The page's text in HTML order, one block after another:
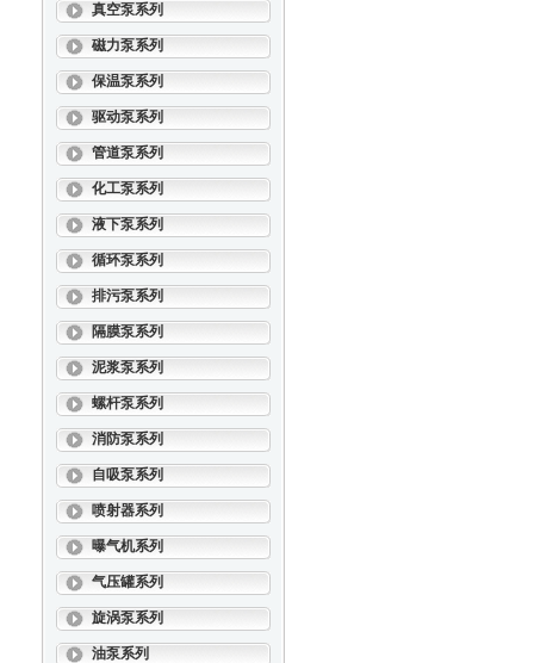
真空泵系列
磁力泵系列
保温泵系列
驱动泵系列
管道泵系列
化工泵系列
液下泵系列
循环泵系列
排污泵系列
隔膜泵系列
泥浆泵系列
螺杆泵系列
消防泵系列
自吸泵系列
喷射器系列
曝气机系列
气压罐系列
旋涡泵系列
油泵系列